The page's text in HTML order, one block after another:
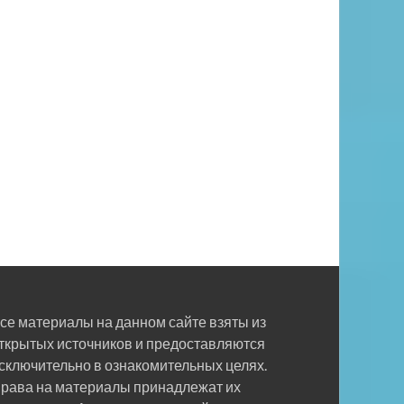
материалы на данном сайте взяты из
источников и предоставляются
в ознакомительных целях.
на материалы принадлежат их